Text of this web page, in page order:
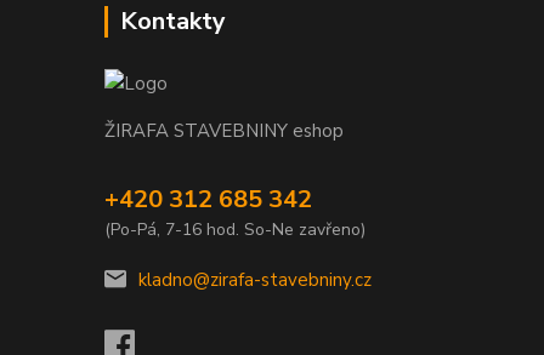
Kontakty
ŽIRAFA STAVEBNINY eshop
+420 312 685 342
(Po-Pá, 7-16 hod. So-Ne zavřeno)
kladno@zirafa-stavebniny.cz